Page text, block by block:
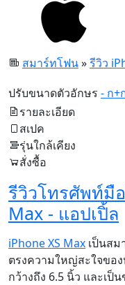
สมาร์ทโฟน»รีวิว
ปรับขนาดตัวอักษร - ก+
รายละเอียด
สเปค
รุ่นใกล้เคียง
สั่งซื้อ
รีวิวโทรศัพท์มื
Max - แอปเปิ้ล
iPhone XS Max เป็นสม
ตรงความใหญ่สะใจขอ
กว้างถึง 6.5 นิ้ว และเ